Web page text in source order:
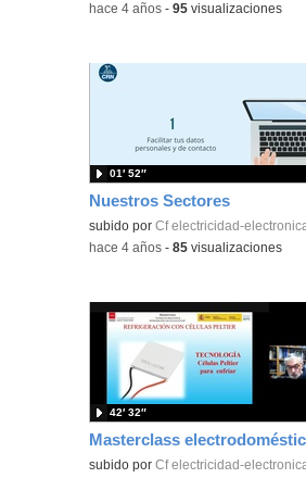
-hace 4 años -95 visualizaciones
Nuestros Sectores
subido porCf electricidad-
01′ 52″
-hace 4 años -85 visualizaciones
Contenido educativo.
subido porCf electricidad-
42′ 32″